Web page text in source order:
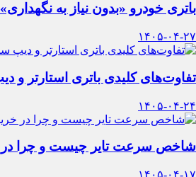
باتری خودرو «بدون نیاز به
۱۴۰۵-۰۴-۲۷
تفاوت‌های کلیدی باتری استارتر و
۱۴۰۵-۰۴-۲۴
شاخص سرعت تایر چیست و چرا در
۱۴۰۵-۰۴-۱۷